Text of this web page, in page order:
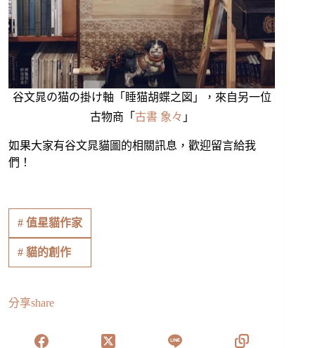
谷文晁の猫の掛け軸「睡猫胡蝶之図」，來自另一位
古物商「 古書 象々 」
如果大家有谷文晁貓圖的相關訊息，歡迎留言給我
們！
# 值星貓作家
# 貓的創作
分享share